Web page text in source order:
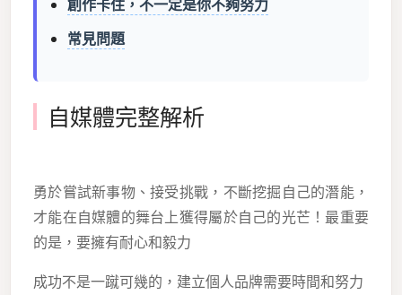
創作卡住，不一定是你不夠努力
常見問題
自媒體完整解析
勇於嘗試新事物、接受挑戰，不斷挖掘自己的潛能，
才能在自媒體的舞台上獲得屬於自己的光芒！最重要
的是，要擁有耐心和毅力
成功不是一蹴可幾的，建立個人品牌需要時間和努力